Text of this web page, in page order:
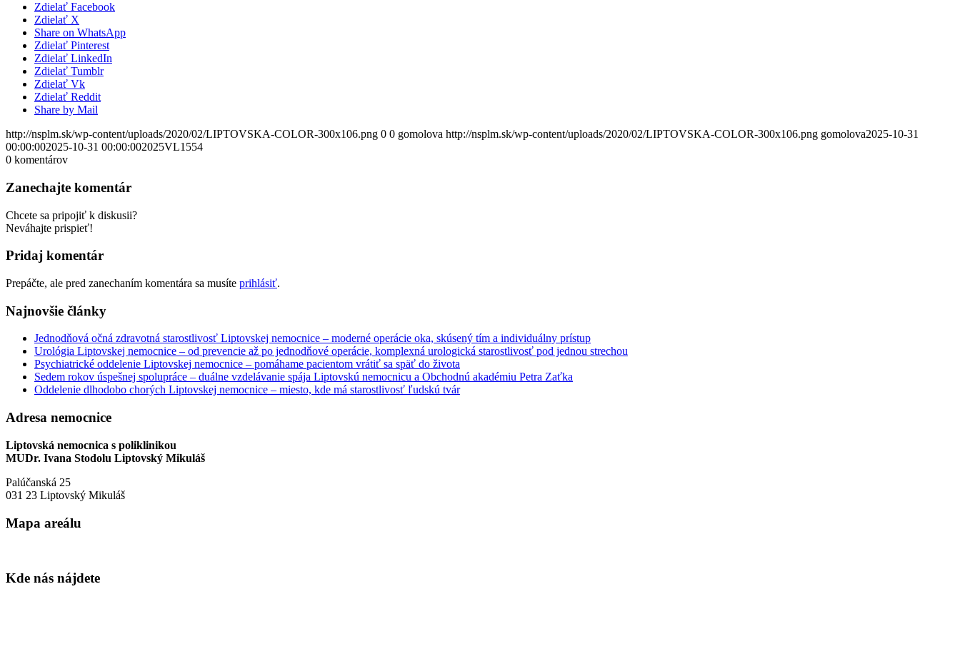
Zdielať Facebook
Zdielať X
Share on WhatsApp
Zdielať Pinterest
Zdielať LinkedIn
Zdielať Tumblr
Zdielať Vk
Zdielať Reddit
Share by Mail
http://nsplm.sk/wp-content/uploads/2020/02/LIPTOVSKA-COLOR-300x106.png 0 0 gomolova http://nsplm.sk/wp-content/uploads/2020/02/LIPTOVSKA-COLOR-300x106.png gomolova2025-10-31
00:00:002025-10-31 00:00:002025VL1554
0 komentárov
Zanechajte komentár
Chcete sa pripojiť k diskusii?
Neváhajte prispieť!
Pridaj komentár
Prepáčte, ale pred zanechaním komentára sa musíte prihlásiť.
Najnovšie články
Jednodňová očná zdravotná starostlivosť Liptovskej nemocnice – moderné operácie oka, skúsený tím a individuálny prístup
Urológia Liptovskej nemocnice – od prevencie až po jednodňové operácie, komplexná urologická starostlivosť pod jednou strechou
Psychiatrické oddelenie Liptovskej nemocnice – pomáhame pacientom vrátiť sa späť do života
Sedem rokov úspešnej spolupráce – duálne vzdelávanie spája Liptovskú nemocnicu a Obchodnú akadémiu Petra Zaťka
Oddelenie dlhodobo chorých Liptovskej nemocnice – miesto, kde má starostlivosť ľudskú tvár
Adresa nemocnice
Liptovská nemocnica s poliklinikou
MUDr. Ivana Stodolu Liptovský Mikuláš
Palúčanská 25
031 23 Liptovský Mikuláš
Mapa areálu
Kde nás nájdete